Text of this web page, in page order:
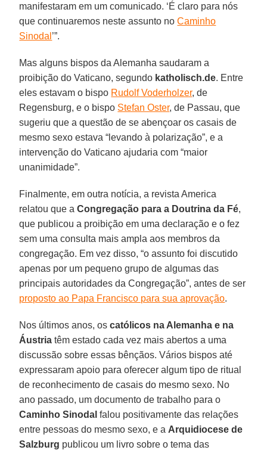
manifestaram em um comunicado. ‘É claro para nós
que continuaremos neste assunto noCaminho
Sinodal ’”.
Mas alguns bispos da Alemanha saudaram a
proibição do Vaticano, segundo katholisch.de. Entre
eles estavam o bispo Rudolf Voderholzer, de
Regensburg, e o bispo Stefan Oster, de Passau, que
sugeriu que a questão de se abençoar os casais de
mesmo sexo estava “levando à polarização”, e a
intervenção do Vaticano ajudaria com “maior
unanimidade”.
Finalmente, em outra notícia, a revista America
relatou que aCongregação para a Doutrina da Fé,
que publicou a proibição em uma declaração e o fez
sem uma consulta mais ampla aos membros da
congregação. Em vez disso, “o assunto foi discutido
apenas por um pequeno grupo de algumas das
principais autoridades da Congregação”, antes de ser
proposto ao Papa Francisco para sua aprovação.
Nos últimos anos, oscatólicos na Alemanha e na
Áustria têm estado cada vez mais abertos a uma
discussão sobre essas bênçãos. Vários bispos até
expressaram apoio para oferecer algum tipo de ritual
de reconhecimento de casais do mesmo sexo. No
ano passado, um documento de trabalho para o
Caminho Sinodal falou positivamente das relações
entre pessoas do mesmo sexo, e a Arquidiocese de
Salzburg publicou um livro sobre o tema das